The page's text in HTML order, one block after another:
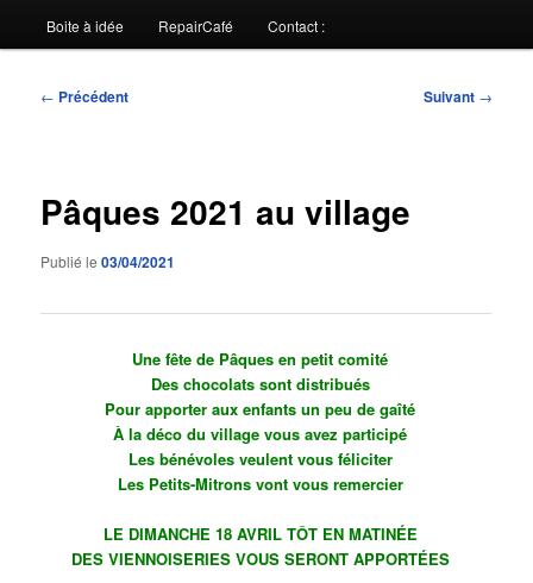
Boite à idée RepairCafé Contact :
Navigation
← Précédent Suivant →
Pâques 2021 au village
Publié le03/04/2021
Une fête de Pâques en petit comité
Des chocolats sont distribués
Pour apporter aux enfants un peu de gaîté
À la déco du village vous avez participé
Les bénévoles veulent vous féliciter
Les Petits-Mitrons vont vous remercier
LE DIMANCHE 18 AVRIL TÔT EN MATINÉE
DES VIENNOISERIES VOUS SERONT APPORTÉES